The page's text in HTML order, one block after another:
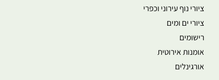
ציורי נוף עירוני וכפרי
ציורי ים ומים
רישומים
אומנות אירוטית
אורגינלים